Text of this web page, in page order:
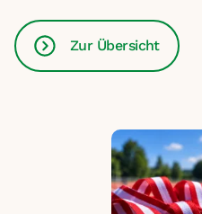
Zur Übersicht